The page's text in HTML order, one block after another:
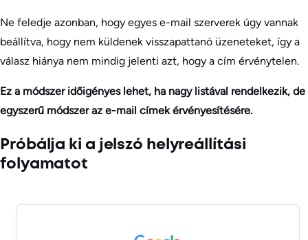
Ne feledje azonban, hogy egyes e-mail szerverek úgy vannak
beállítva, hogy nem küldenek visszapattanó üzeneteket, így a
válasz hiánya nem mindig jelenti azt, hogy a cím érvénytelen.
Ez a módszer időigényes lehet, ha nagy listával rendelkezik, de
egyszerű módszer az e-mail címek érvényesítésére.
Próbálja ki a jelszó helyreállítási
folyamatot